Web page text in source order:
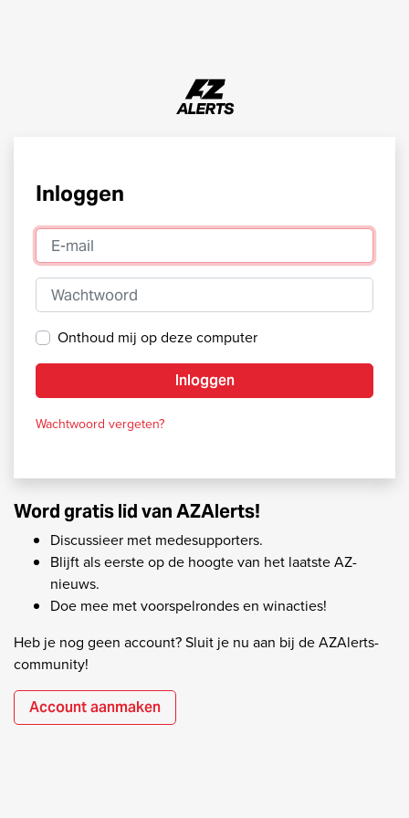
Inloggen
E-mail
Wachtwoord
Onthoud mij op deze computer
Inloggen
Wachtwoord vergeten?
Word gratis lid van AZAlerts!
Discussieer met medesupporters.
Blijft als eerste op de hoogte van het laatste AZ-
nieuws.
Doe mee met voorspelrondes en winacties!
Heb je nog geen account? Sluit je nu aan bij de AZAlerts-
community!
Account aanmaken